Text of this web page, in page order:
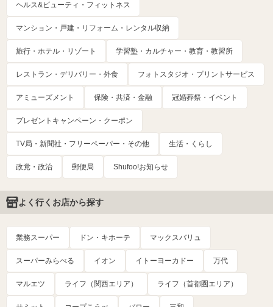
ヘルス&ビューティ・フィットネス
マンション・戸建・リフォーム・レンタル収納
旅行・ホテル・リゾート 学習塾・カルチャー・教育・教習所
レストラン・デリバリー・外食 フォトスタジオ・プリントサービス
アミューズメント 保険・共済・金融 冠婚葬祭・イベント
プレゼントキャンペーン・クーポン
TV局・新聞社・フリーペーパー・その他 生活・くらし
政党・政治 郵便局 Shufoo!お知らせ
よく行くお店から探す
業務スーパー ドン・キホーテ マックスバリュ
スーパーみらべる イオン イトーヨーカドー 万代
マルエツ ライフ（関西エリア） ライフ（首都圏エリア）